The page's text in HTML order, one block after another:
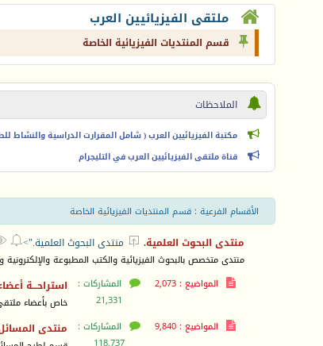
ملتقى الفيزيائيين العرب
قسم المنتديات الفيزيائية الخاصة
الملاحظات
مكتبة الفيزيائيين العرب ( شامل المقرارت الدراسية والنشاط
قناة ملتقى الفيزيائيين العرب في التليجرام
الأقسام الفرعية : قسم المنتديات الفيزيائية الخاصة
منتدى البحوث العلمية.  منتدى البحوث العلمية.">
منتدى متخصص بالبحوث الفيزيائية والكتب المطبوعة والإلكترونية
المواضيع : 2,073
المشاركات :
21,331
استراحـــة
خاص بأعضاء
المواضيع : 9,840
المشاركات :
منتدى المسائل